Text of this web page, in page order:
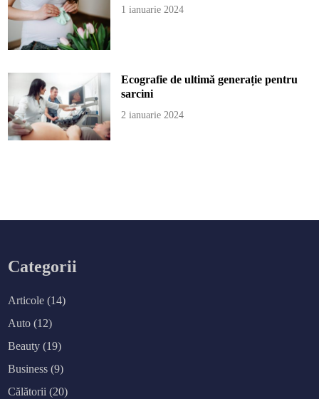
1 ianuarie 2024
Ecografie de ultimă generație pentru
sarcini
2 ianuarie 2024
Categorii
Articole (14)
Auto (12)
Beauty (19)
Business (9)
Călătorii (20)